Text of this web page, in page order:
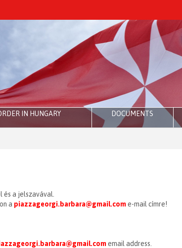
IN HUNGARY DOCUMENTS
a jelszavával.
a piazzageorgi.barbara@gmail.come-mail címre!
email address.